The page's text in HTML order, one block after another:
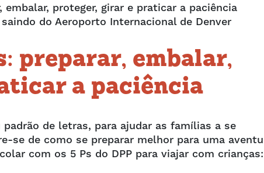
proteger, girar e praticar a paciência
do Aeroporto Internacional de Denver
preparar, embalar,
a paciência
de letras, para ajudar as famílias a se
se de como se preparar melhor para uma
com os 5 Ps do DPP para viajar com crianças: